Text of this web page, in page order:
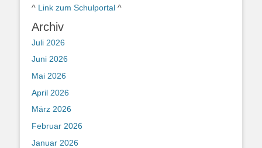
^ Link zum Schulportal ^
Archiv
Juli 2026
Juni 2026
Mai 2026
April 2026
März 2026
Februar 2026
Januar 2026